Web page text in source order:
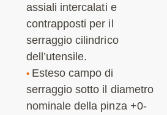
assiali intercalati e
contrapposti per il
serraggio cilindrico
dell’utensile.
• Esteso campo di
serraggio sotto il diametro
nominale della pinza +0-